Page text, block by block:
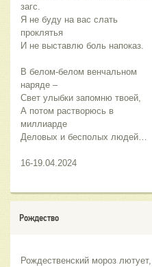
загс.
Я не буду на вас слать
проклятья
И не выставлю боль напоказ.
В белом-белом венчальном
наряде –
Свет улыбки запомню твоей,
А потом растворюсь в
миллиарде
Деловых и бесполых людей…
16-19.04.2024
Рождество
Рождественский мороз лютует,